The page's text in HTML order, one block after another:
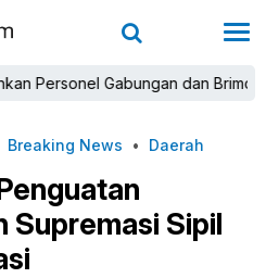
Gabungan dan Brimob,
Breaking News • Daerah
Supremasi Sipil